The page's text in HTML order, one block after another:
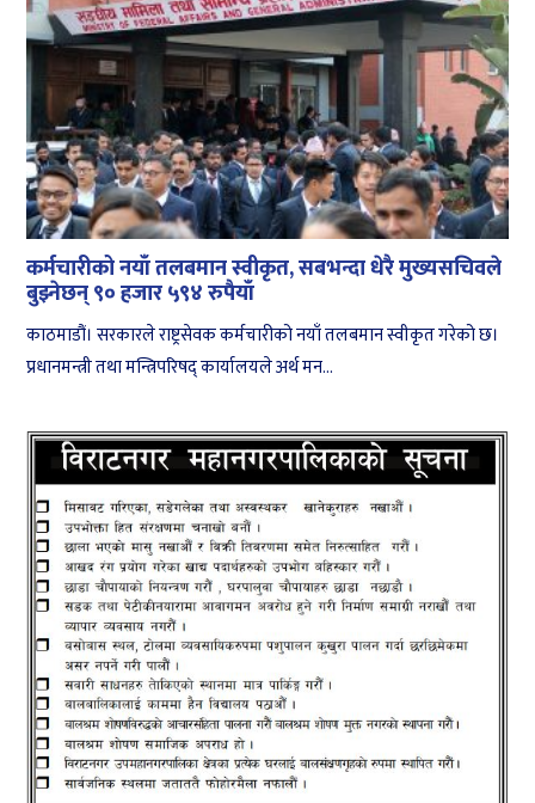
कर्मचारीको नयाँ तलबमान स्वीकृत, सबभन्दा धेरै मुख्यसचिवले
बुझ्नेछन् ९० हजार ५९४ रुपैयाँ
काठमाडौं। सरकारले राष्ट्रसेवक कर्मचारीको नयाँ तलबमान स्वीकृत गरेको छ।
प्रधानमन्त्री तथा मन्त्रिपरिषद् कार्यालयले अर्थ मन...